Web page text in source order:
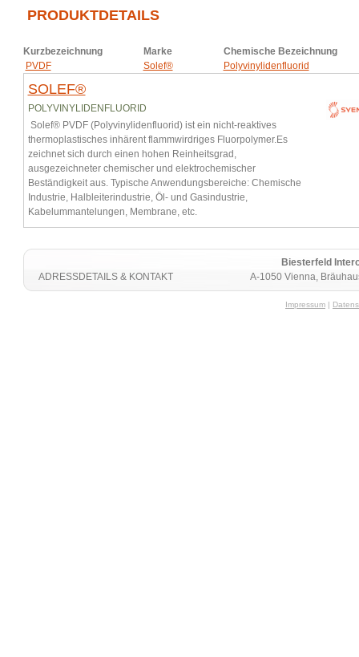
PRODUKTDETAILS
Kurzbezeichnung Marke
Chemische Bezeichnung
PVDF
Solef® Polyvinylidenfluorid
SOLEF®
POLYVINYLIDENFLUORID
Solef® PVDF (Polyvinylidenfluorid) ist ein nicht-reaktives
thermoplastisches inhärent flammwirdriges Fluorpolymer.Es
zeichnet sich durch einen hohen Reinheitsgrad,
ausgezeichneter chemischer und elektrochemischer
Beständigkeit aus. Typische Anwendungsbereiche: Chemische
Industrie, Halbleiterindustrie, Öl- und Gasindustrie,
Kabelummantelungen, Membrane, etc.
Biesterfeld
A-1050 Vienna,
ADRESSDETAILS & KONTAKT
Impressum |